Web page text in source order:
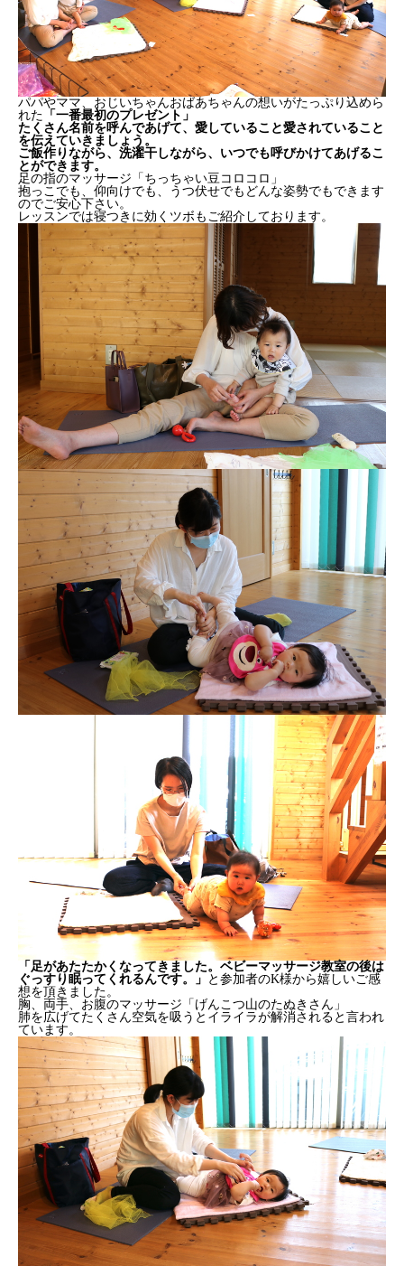
パパやママ、おじいちゃんおばあちゃんの想いがたっぷり込めら
れた 「一番最初のプレゼント」
たくさん名前を呼んであげて、愛していること愛されていること
を伝えていきましょう。
ご飯作りながら、洗濯干しながら、いつでも呼びかけてあげるこ
とができます。
足の指のマッサージ「ちっちゃい豆コロコロ」
抱っこでも、仰向けでも、うつ伏せでもどんな姿勢でもできます
のでご安心下さい。
レッスンでは寝つきに効くツボもご紹介しております。
「足があたたかくなってきました。ベビーマッサージ教室の後は
ぐっすり眠ってくれるんです。」 と参加者のK様から嬉しいご感
想を頂きました。
胸、両手、お腹のマッサージ「げんこつ山のたぬきさん」
肺を広げてたくさん空気を吸うとイライラが解消されると言われ
ています。